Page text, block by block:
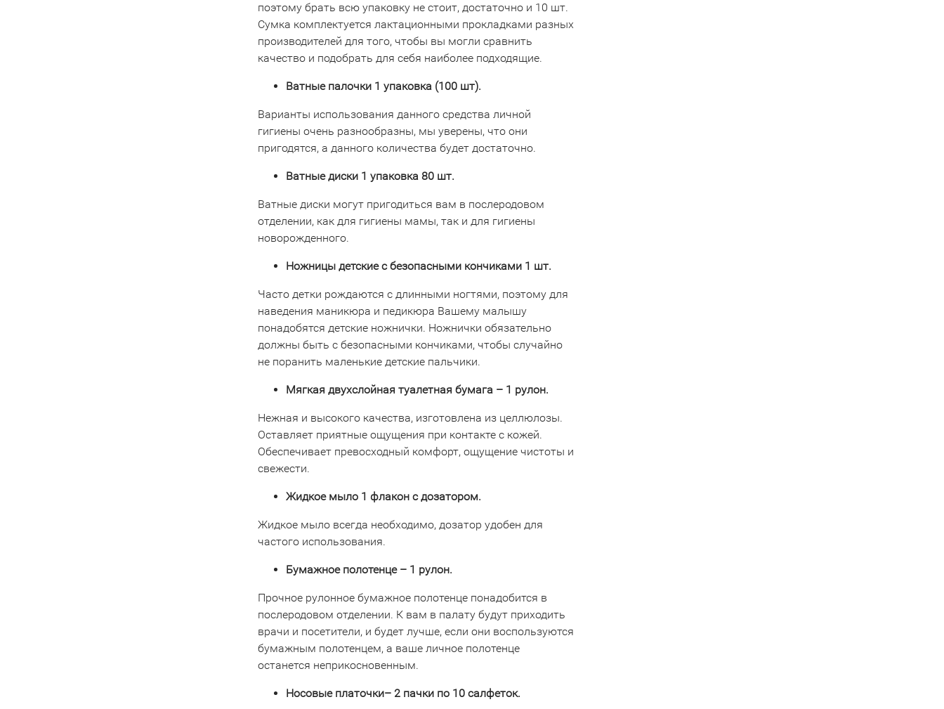
поэтому брать всю упаковку не стоит, достаточно и 10 шт.
Сумка комплектуется лактационными прокладками разных
производителей для того, чтобы вы могли сравнить
качество и подобрать для себя наиболее подходящие.
Ватные палочки 1 упаковка (100 шт).
Варианты использования данного средства личной
гигиены очень разнообразны, мы уверены, что они
пригодятся, а данного количества будет достаточно.
Ватные диски 1 упаковка 80 шт.
Ватные диски могут пригодиться вам в послеродовом
отделении, как для гигиены мамы, так и для гигиены
новорожденного.
Ножницы детские с безопасными кончиками 1 шт.
Часто детки рождаются с длинными ногтями, поэтому для
наведения маникюра и педикюра Вашему малышу
понадобятся детские ножнички. Ножнички обязательно
должны быть с безопасными кончиками, чтобы случайно
не поранить маленькие детские пальчики.
Мягкая двухслойная туалетная бумага – 1 рулон.
Нежная и высокого качества, изготовлена из целлюлозы.
Оставляет приятные ощущения при контакте с кожей.
Обеспечивает превосходный комфорт, ощущение чистоты и
свежести.
Жидкое мыло 1 флакон с дозатором.
Жидкое мыло всегда необходимо, дозатор удобен для
частого использования.
Бумажное полотенце – 1 рулон.
Прочное рулонное бумажное полотенце понадобится в
послеродовом отделении. К вам в палату будут приходить
врачи и посетители, и будет лучше, если они воспользуются
бумажным полотенцем, а ваше личное полотенце
останется неприкосновенным.
Носовые платочки– 2 пачки по 10 салфеток.